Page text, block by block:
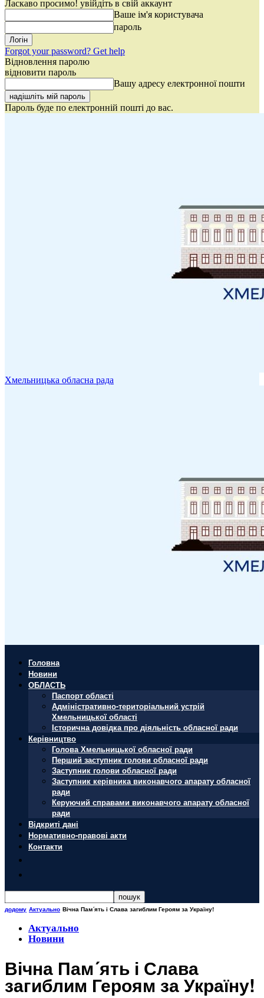
Ласкаво просимо! увійдіть в свій аккаунт
Ваше ім'я користувача
пароль
Forgot your password? Get help
Відновлення паролю
відновити пароль
Вашу адресу електронної пошти
Пароль буде по електронній пошті до вас.
Хмельницька обласна рада
Головна
Новини
ОБЛАСТЬ
Паспорт області
Адміністративно-територіальний устрій
Хмельницької області
Історична довідка про діяльність обласної ради
Керівництво
Голова Хмельницької обласної ради
Перший заступник голови обласної ради
Заступник голови обласної ради
Заступник керівника виконавчого апарату обласної
ради
Керуючий справами виконавчого апарату обласної
ради
Відкриті дані
Нормативно-правові акти
Контакти
додому Актуально Вічна Пам´ять і Слава загиблим Героям за Україну!
Актуально
Новини
Вічна Пам´ять і Слава
загиблим Героям за Україну!